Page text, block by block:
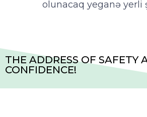
olunacaq yeganə yerli
THE ADDRESS OF SAFETY
CONFIDENCE!